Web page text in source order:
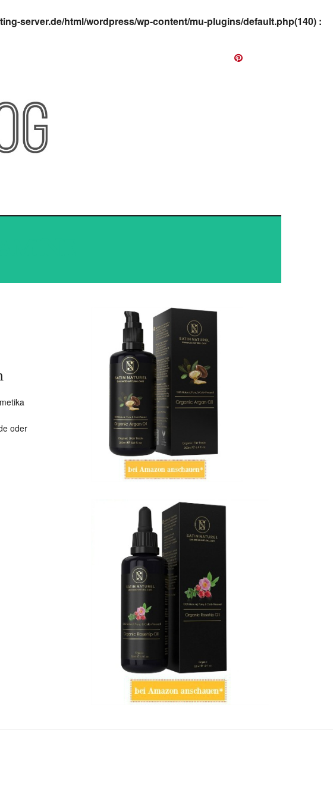
server.de/html/wordpress/wp-content/mu-plugins/default.php(140) :
oder